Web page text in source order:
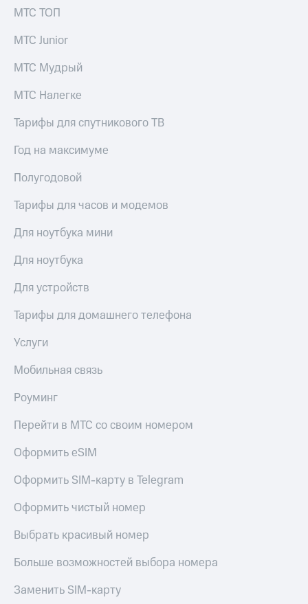
МТС ТОП
МТС Junior
МТС Мудрый
МТС Налегке
Тарифы для спутникового ТВ
Год на максимуме
Полугодовой
Тарифы для часов и модемов
Для ноутбука мини
Для ноутбука
Для устройств
Тарифы для домашнего телефона
Услуги
Мобильная связь
Роуминг
Перейти в МТС со своим номером
Оформить eSIM
Оформить SIM-карту в Telegram
Оформить чистый номер
Выбрать красивый номер
Больше возможностей выбора номера
Заменить SIM-карту